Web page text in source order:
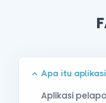
Apa itu
Aplikasi